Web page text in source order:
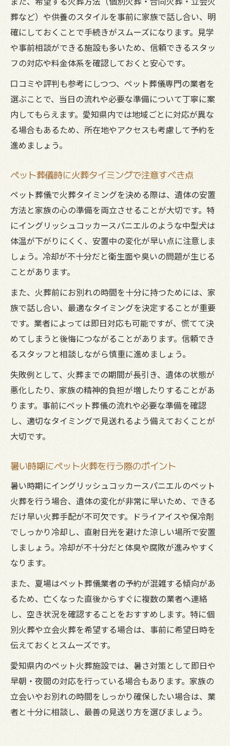
葬など）や供養のスタイルを事前に家族で話し合い、明
確にしておくことで手続きがスムーズになります。見学
や事前相談ができる施設も多いため、信頼できるスタッ
フの対応や料金体系を確認しておくと安心です。
口コミや評判も参考にしつつ、ペット葬儀専門の業者を
選ぶことで、当日の流れや必要な準備について丁寧に案
内してもらえます。愛知県内では地域ごとに対応が異な
る場合もあるため、所在地やアクセスも考慮して予約を
進めましょう。
ペット葬儀時に火葬タイミングで注意すべき点
ペット葬儀で火葬タイミングを決める際は、遺体の安置
方法と家族の心の準備を両立させることが大切です。特
にイングリッシュコッカースパニエルのような中型犬は
体温が下がりにくく、安置中の変化が早い点に注意しま
しょう。冷却が不十分だと衛生面や臭いの問題が生じる
ことがあります。
また、火葬前にお別れの時間を十分に持つためには、家
族で話し合い、最適なタイミングを決定することが重要
です。業者によっては即日対応も可能ですが、慌てて決
めてしまうと後悔につながることがあります。信頼でき
るスタッフと相談しながら慎重に進めましょう。
失敗例として、火葬までの期間が長引き、遺体の状態が
悪化したり、家族の精神的負担が増したりすることがあ
ります。事前にペット葬儀の流れや必要な準備を確認
し、適切なタイミングで見送れるよう備えておくことが
大切です。
暑い時期にペット火葬を行う際のポイント
暑い時期にイングリッシュコッカースパニエルのペット
火葬を行う場合、遺体の変化が非常に早いため、できる
だけ早い火葬手配が不可欠です。ドライアイスや保冷剤
でしっかり冷却し、直射日光を避けた涼しい場所で安置
しましょう。冷却が不十分だと体臭や腐敗が進みやすく
なります。
また、夏場はペット葬儀業者の予約が混雑する傾向があ
るため、亡くなった直後からすぐに複数の業者へ連絡
し、空き状況を確認することをおすすめします。特に個
別火葬や立会火葬を希望する場合は、事前に希望日時を
伝えておくとスムーズです。
愛知県内のペット火葬施設では、暑さ対策として即日や
早朝・夜間の対応を行っている場合もあります。家族の
立会いやお別れの時間をしっかり確保したい場合は、業
者と十分に相談し、最善の見送り方を選びましょう。